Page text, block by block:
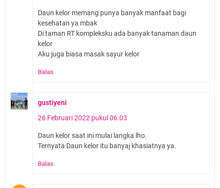
Daun kelor memang punya banyak manfaat bagi
kesehatan ya mbak
Di taman RT kompleksku ada banyak tanaman daun
kelor
Aku juga biasa masak sayur kelor
Balas
gustiyeni
26 Februari 2022 pukul 06.03
Daun kelor saat ini mulai langka lho.
Ternyata Daun kelor itu banyaj khasiatnya ya.
Balas